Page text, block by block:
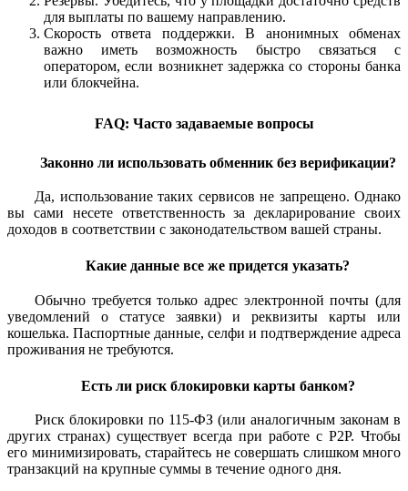
для выплаты по вашему направлению.
Скорость ответа поддержки. В анонимных обменах
важно иметь возможность быстро связаться с
оператором, если возникнет задержка со стороны банка
или блокчейна.
FAQ: Часто задаваемые вопросы
Законно ли использовать обменник без верификации?
Да, использование таких сервисов не запрещено. Однако
вы сами несете ответственность за декларирование своих
доходов в соответствии с законодательством вашей страны.
Какие данные все же придется указать?
Обычно требуется только адрес электронной почты (для
уведомлений о статусе заявки) и реквизиты карты или
кошелька. Паспортные данные, селфи и подтверждение адреса
проживания не требуются.
Есть ли риск блокировки карты банком?
Риск блокировки по 115-ФЗ (или аналогичным законам в
других странах) существует всегда при работе с P2P. Чтобы
его минимизировать, старайтесь не совершать слишком много
транзакций на крупные суммы в течение одного дня.